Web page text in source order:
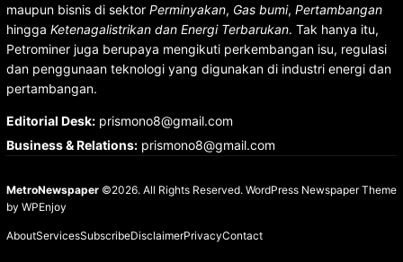
maupun bisnis di sektor Perminyakan, Gas bumi, Pertambangan
hingga Ketenagalistrikan dan Energi Terbarukan. Tak hanya itu,
Petrominer juga berupaya mengikuti perkembangan isu, regulasi
dan penggunaan teknologi yang digunakan di industri energi dan
pertambangan.
Editorial Desk:prismono8@gmail.com
Business & Relations:prismono8@gmail.com
MetroNewspaper©2026. All Rights Reserved. WordPress Newspaper Theme
by WPEnjoy
AboutServicesSubscribeDisclaimerPrivacyContact